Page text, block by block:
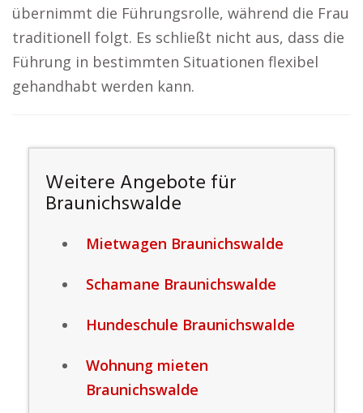
übernimmt die Führungsrolle, während die Frau
traditionell folgt. Es schließt nicht aus, dass die
Führung in bestimmten Situationen flexibel
gehandhabt werden kann.
Weitere Angebote für
Braunichswalde
Mietwagen Braunichswalde
Schamane Braunichswalde
Hundeschule Braunichswalde
Wohnung mieten
Braunichswalde